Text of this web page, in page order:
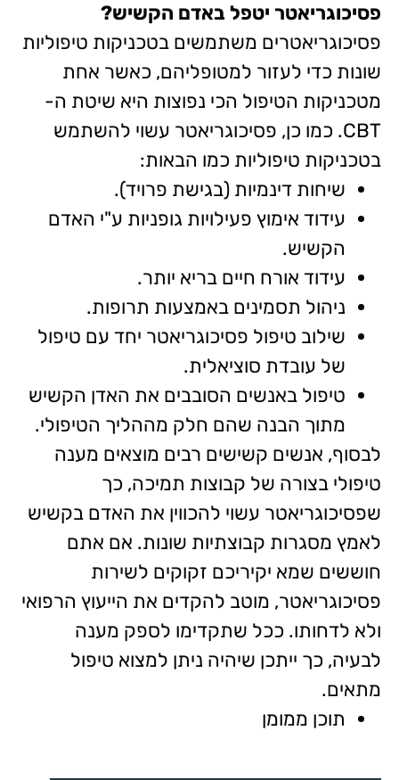
פסיכוגריאטר יטפל באדם הקשיש?
פסיכוגריאטרים משתמשים בטכניקות טיפוליות
שונות כדי לעזור למטופליהם, כאשר אחת
מטכניקות הטיפול הכי נפוצות היא שיטת ה-
CBT. כמו כן, פסיכוגריאטר עשוי להשתמש
בטכניקות טיפוליות כמו הבאות:
שיחות דינמיות (בגישת פרויד).
עידוד אימוץ פעילויות גופניות ע"י האדם
הקשיש.
עידוד אורח חיים בריא יותר.
ניהול תסמינים באמצעות תרופות.
שילוב טיפול פסיכוגריאטר יחד עם טיפול
של עובדת סוציאלית.
טיפול באנשים הסובבים את האדן הקשיש
מתוך הבנה שהם חלק מההליך הטיפולי.
לבסוף, אנשים קשישים רבים מוצאים מענה
טיפולי בצורה של קבוצות תמיכה, כך
שפסיכוגריאטר עשוי להכווין את האדם בקשיש
לאמץ מסגרות קבוצתיות שונות. אם אתם
חוששים שמא יקיריכם זקוקים לשירות
פסיכוגריאטר, מוטב להקדים את הייעוץ הרפואי
ולא לדחותו. ככל שתקדימו לספק מענה
לבעיה, כך ייתכן שיהיה ניתן למצוא טיפול
מתאים.
תוכן ממומן